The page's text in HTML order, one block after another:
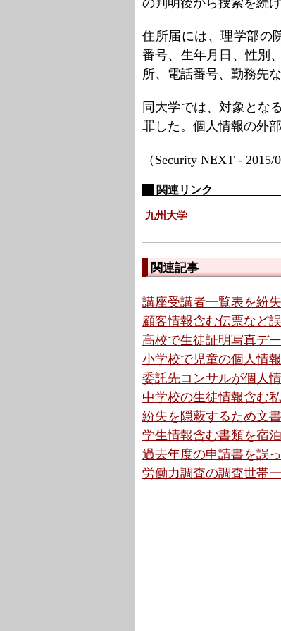
の判明後から捜索を続
住所届には、理学部の
番号、生年月日、性別
所、電話番号、勤務先
同大学では、対象とな
罪した。個人情報の外
（Security NEXT - 2015/
関連リンク
九州大学
関連記事
講座受講者一覧表を紛
顧客情報含む伝票など
高校で生徒証明写真デ
小学校で児童の個人情
委託先コンサルが個人
中学校の生徒情報含む
紛失を隠蔽するため文
学生情報含む書類を宿
過去年度の申請書を誤
労働力調査の調査世帯